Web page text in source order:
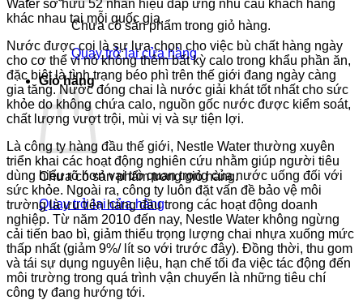
Chưa có sản phẩm trong giỏ hàng.
Quay trở lại cửa hàng
Giỏ hàng
Chưa có sản phẩm trong giỏ hàng.
Quay trở lại cửa hàng
Water sở hữu 52 nhãn hiệu đáp ứng nhu cầu khách hàng
khác nhau tại mỗi quốc gia.
Nước được coi là sự lựa chọn cho việc bù chất hàng ngày
cho cơ thể vì nó không thêm bất kỳ calo trong khẩu phần ăn,
đặc biệt là tình trạng béo phì trên thế giới đang ngày càng
gia tăng. Nước đóng chai là nước giải khát tốt nhất cho sức
khỏe do không chứa calo, nguồn gốc nước được kiểm soát,
chất lượng vượt trội, mùi vị và sự tiện lợi.
Là công ty hàng đầu thế giới, Nestle Water thường xuyên
triển khai các hoạt động nghiên cứu nhằm giúp người tiêu
dùng hiểu rõ hơn vai trò quan trọng của nước uống đối với
sức khỏe. Ngoài ra, công ty luôn đặt vấn đề bảo vệ môi
trường là ưu tiên hàng đầu trong các hoạt động doanh
nghiệp. Từ năm 2010 đến nay, Nestle Water không ngừng
cải tiến bao bì, giảm thiểu trọng lượng chai nhựa xuống mức
thấp nhất (giảm 9%/ lít so với trước đây). Đồng thời, thu gom
và tái sự dụng nguyên liệu, hạn chế tối đa việc tác động đến
môi trường trong quá trình vận chuyển là những tiêu chí
công ty đang hướng tới.